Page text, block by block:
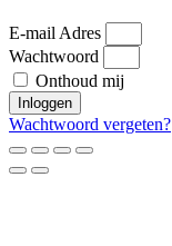
E-mail Adres
Wachtwoord
Onthoud mij
Inloggen
Wachtwoord vergeten?